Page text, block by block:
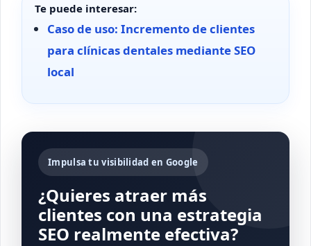
Te puede interesar:
Caso de uso: Incremento de clientes
para clínicas dentales mediante SEO
local
Impulsa tu visibilidad en Google
¿Quieres atraer más
clientes con una estrategia
SEO realmente efectiva?